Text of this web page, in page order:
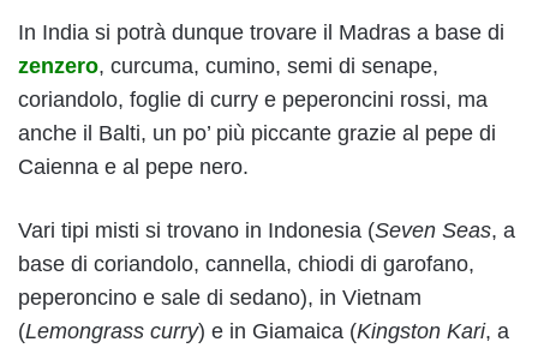
In India si potrà dunque trovare il Madras a base di
zenzero, curcuma, cumino, semi di senape,
coriandolo, foglie di curry e peperoncini rossi, ma
anche il Balti, un po’ più piccante grazie al pepe di
Caienna e al pepe nero.
Vari tipi misti si trovano in Indonesia (Seven Seas, a
base di coriandolo, cannella, chiodi di garofano,
peperoncino e sale di sedano), in Vietnam
(Lemongrass curry) e in Giamaica (Kingston Kari, a